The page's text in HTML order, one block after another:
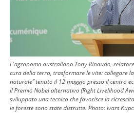
L'agronomo australiano Tony Rinaudo,
cura della terra, trasformare le vite: collegare
naturale” tenuto il 12 maggio presso il centro
il Premio Nobel alternativo (Right Livelihood
sviluppato una tecnica che favorisce la
le foreste sono state distrutte. Photo:Ivars